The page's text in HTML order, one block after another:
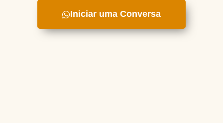
Iniciar uma Conversa